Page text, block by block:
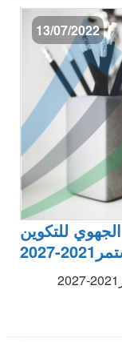
13/07/2022
للتكوين
2027